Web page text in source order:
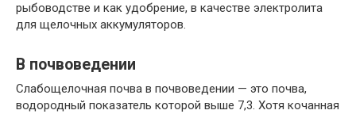
рыбоводстве и как удобрение, в качестве электролита
для щелочных аккумуляторов.
В почвоведении
Слабощелочная почва в почвоведении — это почва,
водородный показатель которой выше 7,3. Хотя кочанная